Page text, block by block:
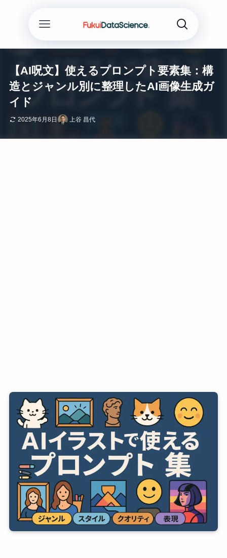
【AI呪文】使えるプロンプト要素集：構
造とジャンル別に整理したAI画像生成ガ
イド
2025年6月8日 上谷 昌代